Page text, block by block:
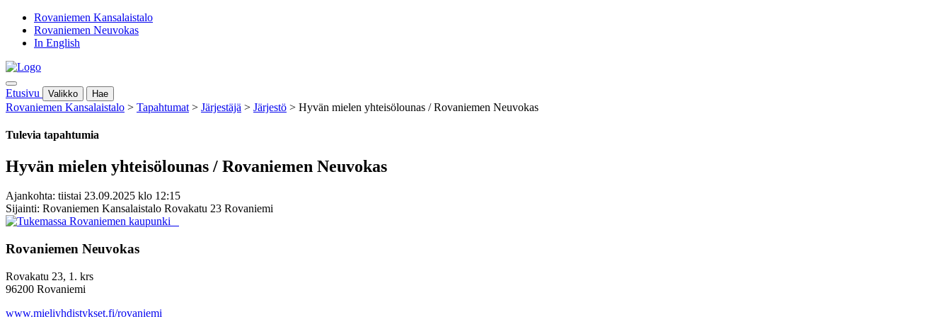
Rovaniemen Kansalaistalo
Rovaniemen Neuvokas
In English
Etusivu Valikko Hae
Rovaniemen Kansalaistalo > Tapahtumat > Järjestäjä > Järjestö > Hyvän mielen yhteisölounas / Rovaniemen Neuvokas
Tulevia tapahtumia
Hyvän mielen yhteisölounas / Rovaniemen Neuvokas
Ajankohta: tiistai 23.09.2025 klo 12:15
Sijainti: Rovaniemen Kansalaistalo Rovakatu 23 Rovaniemi
Rovaniemen Neuvokas
Rovakatu 23, 1. krs
96200 Rovaniemi
www.mieliyhdistykset.fi/rovaniemi